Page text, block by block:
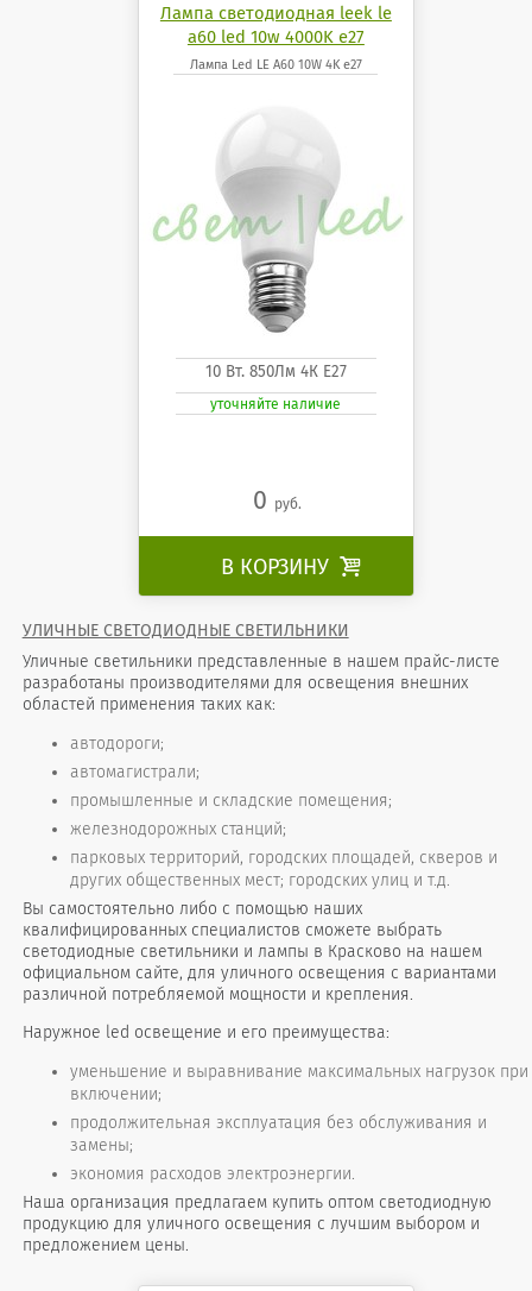
Лампа светодиодная leek le
a60 led 10w 4000K e27
Лампа Led LE A60 10W 4K e27
10 Вт. 850Лм 4К Е27
уточняйте наличие
0 руб.
В КОРЗИНУ 
УЛИЧНЫЕ СВЕТОДИОДНЫЕ СВЕТИЛЬНИКИ
Уличные светильники представленные в нашем прайс-листе
разработаны производителями для освещения внешних
областей применения таких как:
автодороги;
автомагистрали;
промышленные и складские помещения;
железнодорожных станций;
парковых территорий, городских площадей, скверов и
других общественных мест; городских улиц и т.д.
Вы самостоятельно либо с помощью наших
квалифицированных специалистов сможете выбрать
светодиодные светильники и лампы в Красково на нашем
официальном сайте, для уличного освещения с вариантами
различной потребляемой мощности и крепления.
Наружное led освещение и его преимущества:
уменьшение и выравнивание максимальных нагрузок при
включении;
продолжительная эксплуатация без обслуживания и
замены;
экономия расходов электроэнергии.
Наша организация предлагаем купить оптом светодиодную
продукцию для уличного освещения с лучшим выбором и
предложением цены.